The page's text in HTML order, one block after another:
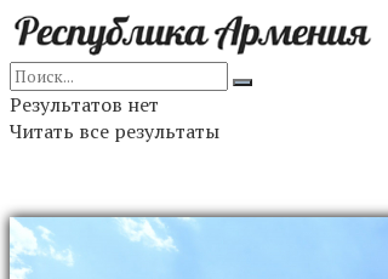
Результатов нет
Читать все результаты